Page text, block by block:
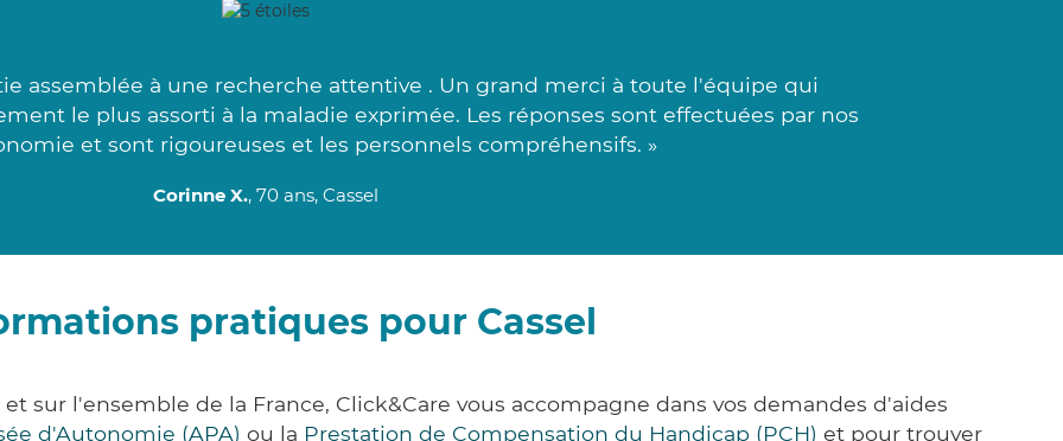
assemblée à une recherche attentive . Un grand merci à toute l'équipe qui
le plus assorti à la maladie exprimée. Les réponses sont effectuées par nos
et sont rigoureuses et les personnels compréhensifs. »
Corinne X., 70 ans, Cassel
pratiques pour Cassel
sur l'ensemble de la France, Click&Care vous accompagne dans vos demandes d'aides
d'Autonomie (APA) ou la Prestation de Compensation du Handicap (PCH) et pour trouver